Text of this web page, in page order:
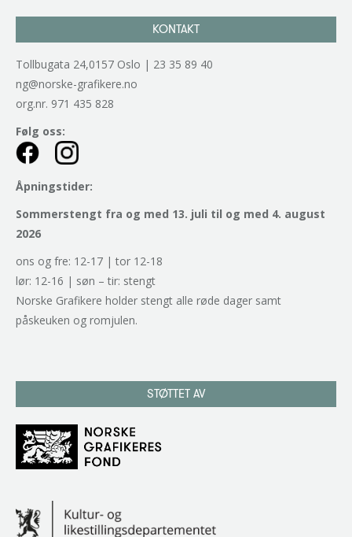
KONTAKT
Tollbugata 24,0157 Oslo | 23 35 89 40
ng@norske-grafikere.no
org.nr. 971 435 828
Følg oss:
Åpningstider:
Sommerstengt fra og med 13. juli til og med 4. august
2026
ons og fre: 12-17 | tor 12-18
lør: 12-16 | søn – tir: stengt
Norske Grafikere holder stengt alle røde dager samt
påskeuken og romjulen.
STØTTET AV